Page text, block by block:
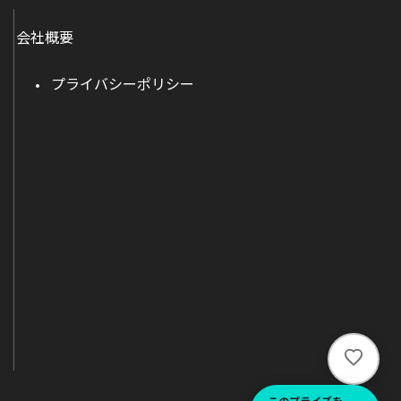
い
ね
会社概要
プライバシーポリシー